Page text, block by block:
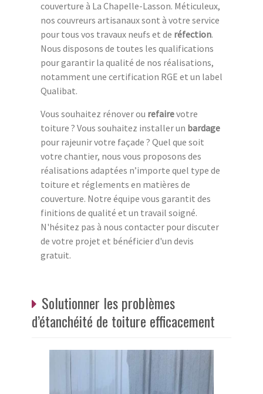
couverture à La Chapelle-Lasson. Méticuleux,
nos couvreurs artisanaux sont à votre service
pour tous vos travaux neufs et de réfection.
Nous disposons de toutes les qualifications
pour garantir la qualité de nos réalisations,
notamment une certification RGE et un label
Qualibat.
Vous souhaitez rénover ou refairevotre
toiture ? Vous souhaitez installer un bardage
pour rajeunir votre façade ? Quel que soit
votre chantier, nous vous proposons des
réalisations adaptées n’importe quel type de
toiture et réglements en matières de
couverture. Notre équipe vous garantit des
finitions de qualité et un travail soigné.
N'hésitez pas à nous contacter pour discuter
de votre projet et bénéficier d'un devis
gratuit.
Solutionner les problèmes
d’étanchéité de toiture efficacement